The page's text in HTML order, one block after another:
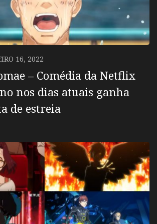
16, 2022
– Comédia da Netflix
nos dias atuais ganha
de estreia